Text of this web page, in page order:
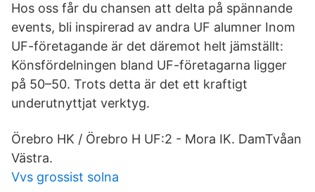
Hos oss får du chansen att delta på spännande
events, bli inspirerad av andra UF alumner Inom
UF-företagande är det däremot helt jämställt:
Könsfördelningen bland UF-företagarna ligger
på 50–50. Trots detta är det ett kraftigt
underutnyttjat verktyg.
Örebro HK / Örebro H UF:2 - Mora IK. DamTvåan
Västra.
Vvs grossist solna